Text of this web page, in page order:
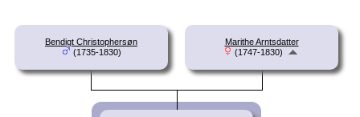
Bendigt Christophersøn
(1735-1830)
Marithe Arntsdatter
(1747-1830)